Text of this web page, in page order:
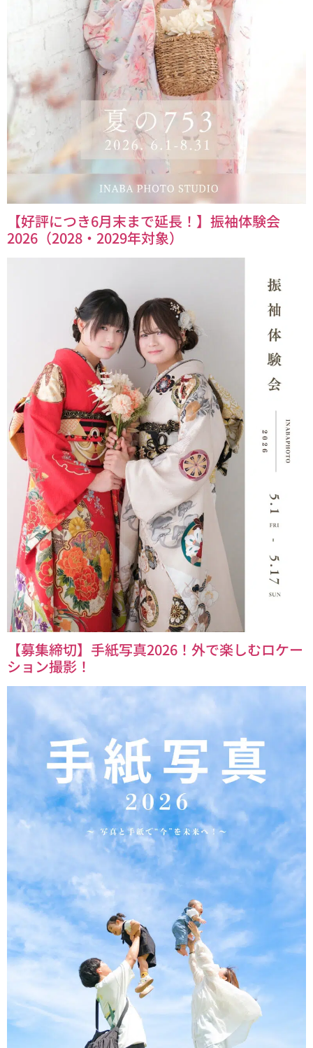
【好評につき6月末まで延長！】振袖体験会
2026（2028・2029年対象）
【募集締切】手紙写真2026！外で楽しむロケー
ション撮影！